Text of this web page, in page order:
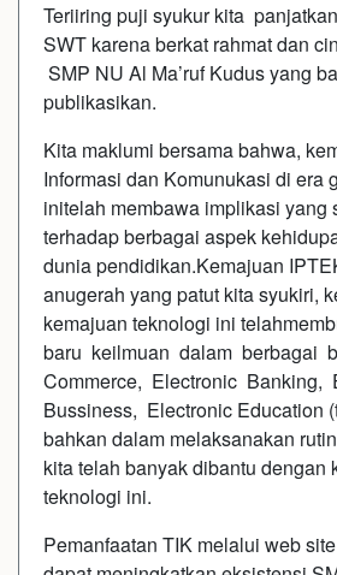
Teriiring puji syukur kita
SWT karena berkat rahmat dan
SMP NU Al Ma’ruf Kudus yang
publikasikan.
Kita maklumi bersama bahwa,
Informasi dan Komunukasi di era
initelah membawa implikasi yang
terhadap berbagai aspek
dunia pendidikan.Kemajuan
anugerah yang patut kita syukiri,
kemajuan teknologi ini
baru keilmuan dalam berbagai
Commerce, Electronic Banking,
Bussiness, Electronic Education
bahkan dalam melaksanakan
kita telah banyak dibantu dengan
teknologi ini.
Pemanfaatan TIK melalui web